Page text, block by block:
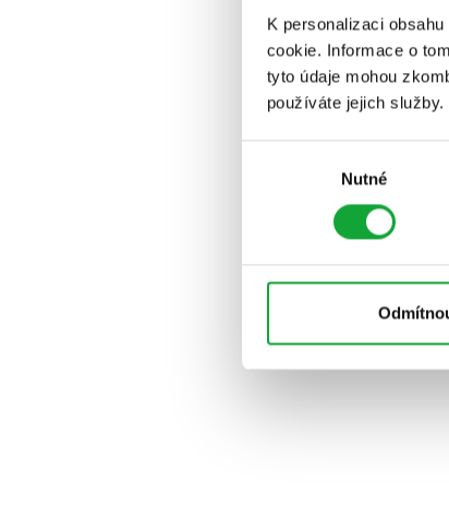
K personalizaci
cookie. Informace o
tyto údaje mohou
používáte jejich služby.
Nutné